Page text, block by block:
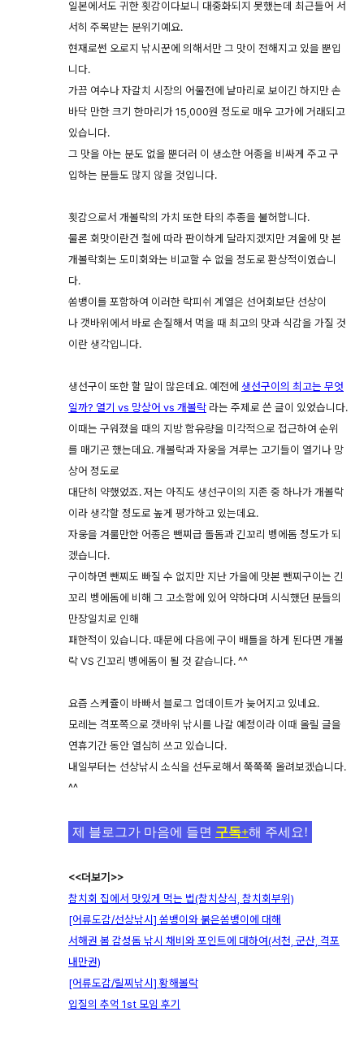
일본에서도 귀한 횟감이다보니 대중화되지 못했는데 최근들어 서
서히 주목받는 분위기예요.
현재로썬 오로지 낚시꾼에 의해서만 그 맛이 전해지고 있을 뿐입
니다.
가끔 여수나 자갈치 시장의 어물전에 낱마리로 보이긴 하지만 손
바닥 만한 크기 한마리가 15,000원 정도로 매우 고가에 거래되고
있습니다.
그 맛을 아는 분도 없을 뿐더러 이 생소한 어종을 비싸게 주고 구
입하는 분들도 많지 않을 것입니다.
횟감으로서 개볼락의 가치 또한 타의 추종을 불허합니다.
물론 회맛이란건 철에 따라 판이하게 달라지겠지만 겨울에 맛 본
개볼락회는 도미회와는 비교할 수 없을 정도로 환상적이였습니
다.
쏨뱅이를 포함하여 이러한 락피쉬 계열은 선어회보단 선상이
나 갯바위에서 바로 손질해서 먹을 때 최고의 맛과 식감을 가질 것
이란 생각입니다.
생선구이 또한 할 말이 많은데요. 예전에 생선구이의 최고는 무엇
일까? 열기 vs 망상어 vs 개볼락 라는 주제로 쓴 글이 있었습니다.
이때는 구워졌을 때의 지방 함유량을 미각적으로 접근하여 순위
를 매기곤 했는데요. 개볼락과 자웅을 겨루는 고기들이 열기나 망
상어 정도로
대단히 약했었죠. 저는 아직도 생선구이의 지존 중 하나가 개볼락
이라 생각할 정도로 높게 평가하고 있는데요.
자웅을 겨룰만한 어종은 뺀찌급 돌돔과 긴꼬리 벵에돔 정도가 되
겠습니다.
구이하면 뺀찌도 빠질 수 없지만 지난 가을에 맛본 뺀찌구이는 긴
꼬리 벵에돔에 비해 그 고소함에 있어 약하다며 시식했던 분들의
만장일치로 인해
패한적이 있습니다. 때문에 다음에 구이 배틀을 하게 된다면 개볼
락 VS 긴꼬리 벵에돔이 될 것 같습니다. ^^
요즘 스케쥴이 바빠서 블로그 업데이트가 늦어지고 있네요.
모레는 격포쪽으로 갯바위 낚시를 나갈 예정이라 이때 올릴 글을
연휴기간 동안 열심히 쓰고 있습니다.
내일부터는 선상낚시 소식을 선두로해서 쭉쭉쭉 올려보겠습니다.
^^
제 블로그가 마음에 들면 구독+해 주세요!
<<더보기>>
참치회 집에서 맛있게 먹는 법(참치상식, 참치회부위)
[어류도감/선상낚시] 쏨뱅이와 붉은쏨뱅이에 대해
서해권 봄 감성돔 낚시 채비와 포인트에 대하여(서천, 군산, 격포
내만권)
[어류도감/릴찌낚시] 황해볼락
입질의 추억 1st 모임 후기